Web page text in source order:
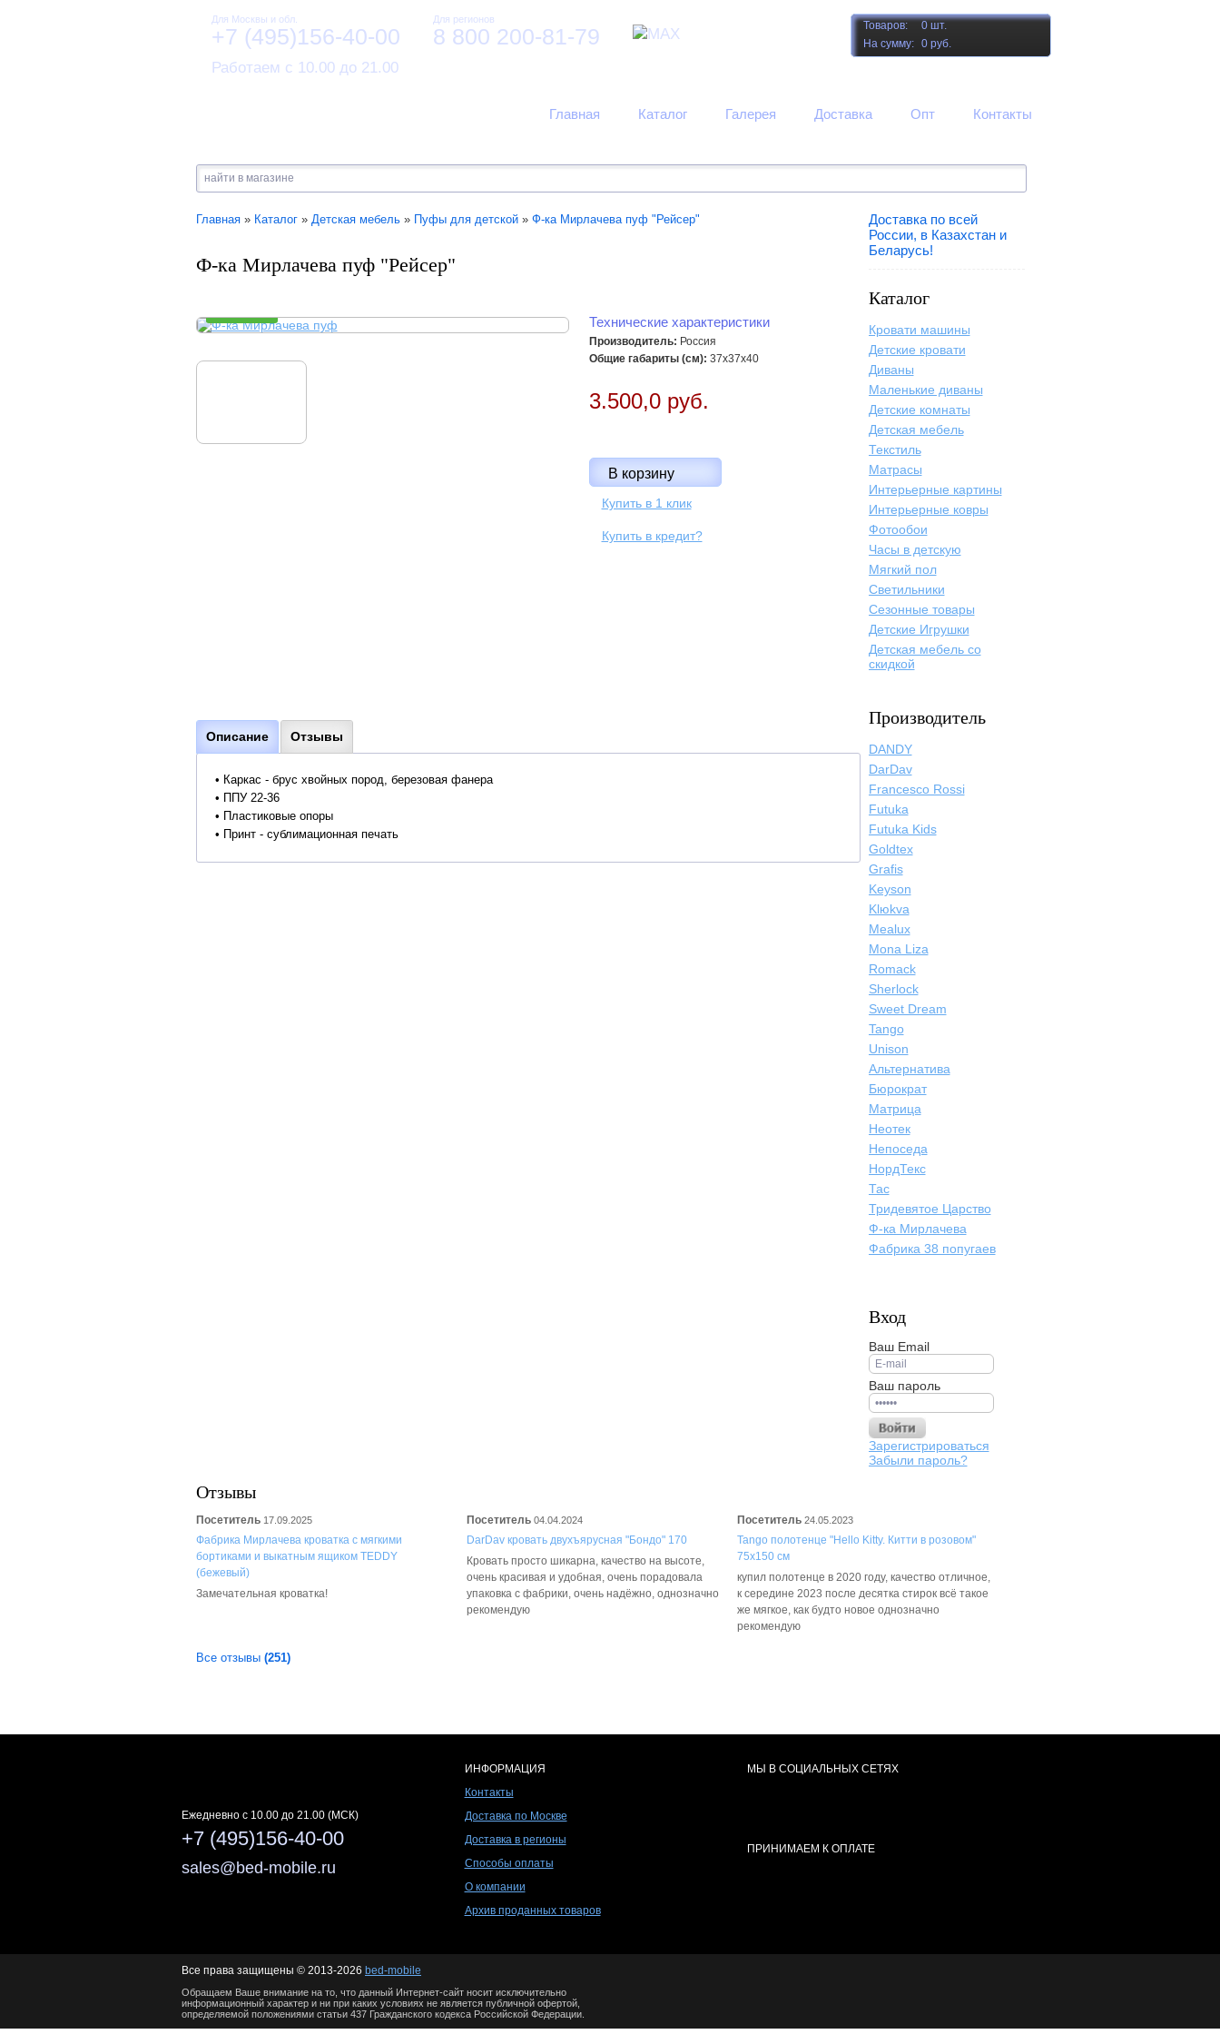
Товаров:
0 шт.
На сумму:
0 руб.
Для Москвы и обл.
+7 (495)156-40-00
Для регионов
8 800 200-81-79
Работаем с 10.00 до 21.00
Главная Каталог Галерея Доставка Опт Контакты
Доставка по всей
России, в Казахстан и
Беларусь!
Каталог
Кровати машины
Детские кровати
Диваны
Маленькие диваны
Детские комнаты
Детская мебель
Текстиль
Матрасы
Интерьерные картины
Интерьерные ковры
Фотообои
Часы в детскую
Мягкий пол
Светильники
Сезонные товары
Детские Игрушки
Детская мебель со
скидкой
Производитель
DANDY
DarDav
Francesco Rossi
Futuka
Futuka Kids
Goldtex
Grafis
Keyson
Klюkva
Mealux
Mona Liza
Romack
Sherlock
Sweet Dream
Tango
Unison
Альтернатива
Бюрократ
Матрица
Неотек
Непоседа
НордТекс
Тас
Тридевятое Царство
Ф-ка Мирлачева
Фабрика 38 попугаев
Вход
Ваш Email
Ваш пароль
Зарегистрироваться
Забыли пароль?
Главная» Каталог» Детская мебель» Пуфы для детской» Ф-ка Мирлачева пуф "Рейсер"
Ф-ка Мирлачева пуф "Рейсер"
Технические характеристики
Производитель: Россия
Общие габариты (см): 37х37х40
3.500,0 руб.
Купить в 1 клик
Купить в кредит?
Описание Отзывы
• Каркас - брус хвойных пород, березовая фанера
• ППУ 22-36
• Пластиковые опоры
• Принт - сублимационная печать
Отзывы
Посетитель 17.09.2025
Фабрика Мирлачева кроватка с мягкими
бортиками и выкатным ящиком TEDDY
(бежевый)
Замечательная кроватка!
Посетитель 04.04.2024
DarDav кровать двухъярусная "Бондо" 170
Кровать просто шикарна, качество на высоте,
очень красивая и удобная, очень порадовала
упаковка с фабрики, очень надёжно, однозначно
рекомендую
Посетитель 24.05.2023
Tango полотенце "Hello Kitty. Китти в розовом"
75х150 см
купил полотенце в 2020 году, качество отличное,
к середине 2023 после десятка стирок всё такое
же мягкое, как будто новое однозначно
рекомендую
Все отзывы (251)
Ежедневно c 10.00 до 21.00 (МСК)
+7 (495)156-40-00
sales@bed-mobile.ru
ИНФОРМАЦИЯ
Контакты
Доставка по Москве
Доставка в регионы
Способы оплаты
О компании
Архив проданных товаров
МЫ В СОЦИАЛЬНЫХ СЕТЯХ
ПРИНИМАЕМ К ОПЛАТЕ
Все права защищены © 2013-2026 bed-mobile
Обращаем Ваше внимание на то, что данный Интернет-сайт носит исключительно
информационный характер и ни при каких условиях не является публичной офертой,
определяемой положениями статьи 437 Гражданского кодекса Российской Федерации.